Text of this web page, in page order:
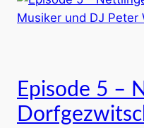
Episode 5 –